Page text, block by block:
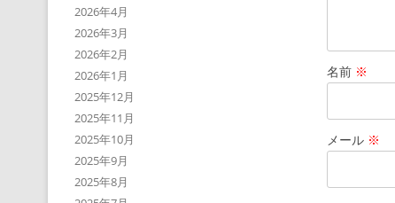
名前 ※
メール ※
2026年4月
2026年3月
2026年2月
2026年1月
2025年12月
2025年11月
2025年10月
2025年9月
2025年8月